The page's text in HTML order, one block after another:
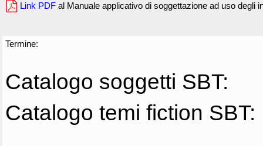
Link PDF al Manuale applicativo di soggettazione ad uso degli
Termine:
Catalogo soggetti SBT:
Catalogo temi fiction SBT: